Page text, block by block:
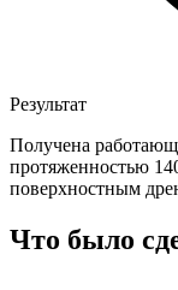
Результат
Получена
протяженностью
поверхностным
Что было